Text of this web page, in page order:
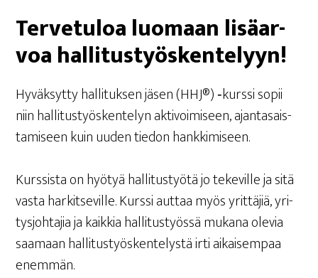
Ter­ve­tu­loa luo­maan lisä­ar­
voa hallitustyöskentelyyn!
Hyväk­syt­ty hal­li­tuk­sen jäsen (HHJ®) ‑kurs­si sopii
niin hal­li­tus­työs­ken­te­lyn akti­voi­mi­seen, ajan­ta­sais­
ta­mi­seen kuin uuden tie­don hankkimiseen.
Kurs­sis­ta on hyö­tyä hal­li­tus­työ­tä jo teke­vil­le ja sitä
vas­ta har­kit­se­vil­le. Kurs­si aut­taa myös yrit­tä­jiä, yri­
tys­joh­ta­jia ja kaik­kia hal­li­tus­työs­sä muka­na ole­via
saa­maan hal­li­tus­työs­ken­te­lys­tä irti aikai­sem­paa
enemmän.